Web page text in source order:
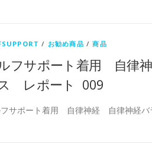
/ お勧め商品 /商品
フサポート着用 自律
レポート 009
フサポート着用 自律神経 自律神経